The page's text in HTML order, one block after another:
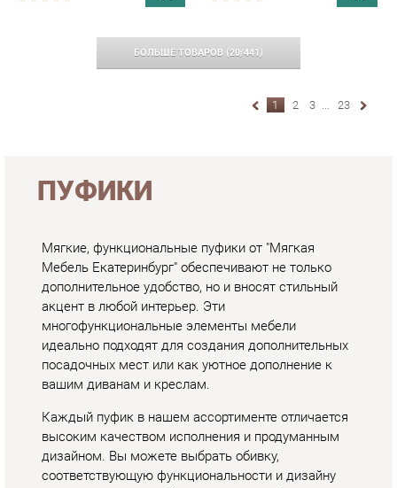
ПУФИКИ
Мягкие, функциональные пуфики от "Мягкая
многофункциональные элементы мебели
вашим диванам и креслам.
Каждый пуфик в нашем ассортименте отличается
высоким качеством исполнения и продуманным
дизайном. Вы можете выбрать обивку,
соответствующую функциональности и дизайну
вашего помещения, благодаря чему пуфик станет
не просто удобным предметом мебели, но и
выразительным элементом интерьера. Он
прекрасно дополнит зону отдыха или станет
ключевым элементом при зонировании
пространства.
Пуфики могут использоваться как подставки для